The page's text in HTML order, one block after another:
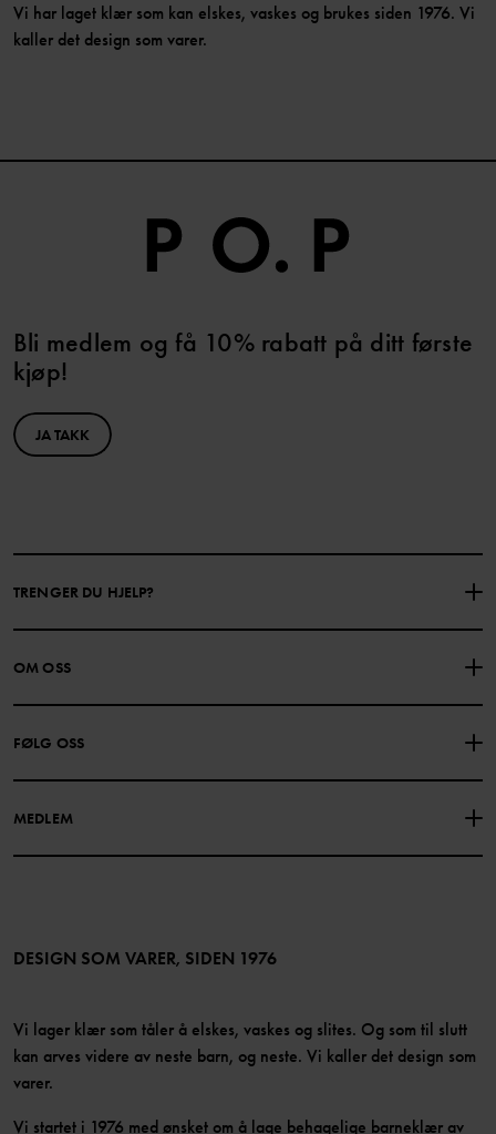
Vi har laget klær som kan elskes, vaskes og brukes siden 1976. Vi
kaller det design som varer.
Bli medlem og få 10% rabatt på ditt første
kjøp!
JA TAKK
TRENGER DU HJELP?
KONTAKTE OSS
GAVEKORTSALDO KJØPSVILKÅR
PERSONVERNPOLICY
OM OSS
FØLG OSS
MEDLEM
Bli medlem
DESIGN SOM VARER, SIDEN 1976
Vi lager klær som tåler å elskes, vaskes og slites. Og som til slutt
kan arves videre av neste barn, og neste. Vi kaller det design som
varer.
Vi startet i 1976 med ønsket om å lage behagelige barneklær av